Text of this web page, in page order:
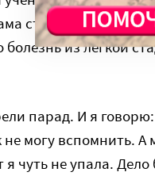
стала какой-то
из легкой
парад. И я
могу вспомнить.
чуть не упала.